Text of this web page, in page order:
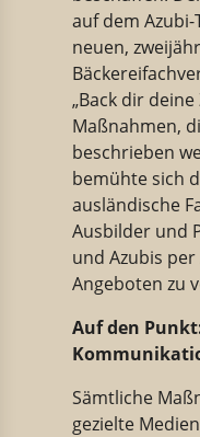
auf dem
neuen,
„Back dir
Maßnahmen,
beschrieben
bemühte sich
ausländische
Ausbilder und
und Azubis
Angeboten zu
Auf den
Sämtliche
gezielte